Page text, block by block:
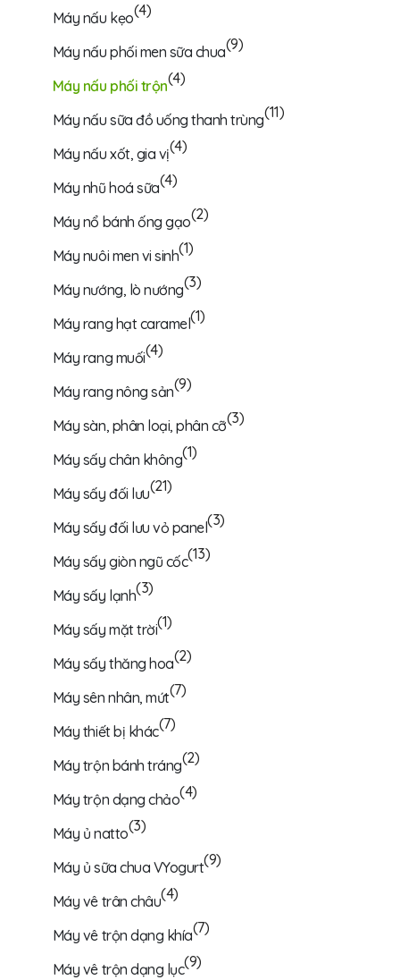
Máy nấu kẹo(4)
Máy nấu phối men sữa chua(9)
Máy nấu phối trộn(4)
Máy nấu sữa đồ uống thanh trùng(11)
Máy nấu xốt, gia vị(4)
Máy nhũ hoá sữa(4)
Máy nổ bánh ống gạo(2)
Máy nuôi men vi sinh(1)
Máy nướng, lò nướng(3)
Máy rang hạt caramel(1)
Máy rang muối(4)
Máy rang nông sản(9)
Máy sàn, phân loại, phân cỡ(3)
Máy sấy chân không(1)
Máy sấy đối lưu(21)
Máy sấy đối lưu vỏ panel(3)
Máy sấy giòn ngũ cốc(13)
Máy sấy lạnh(3)
Máy sấy mặt trời(1)
Máy sấy thăng hoa(2)
Máy sên nhân, mứt(7)
Máy thiết bị khác(7)
Máy trộn bánh tráng(2)
Máy trộn dạng chảo(4)
Máy ủ natto(3)
Máy ủ sữa chua VYogurt(9)
Máy vê trân châu(4)
Máy vê trộn dạng khía(7)
Máy vê trộn dạng lục(9)